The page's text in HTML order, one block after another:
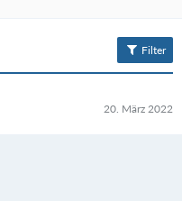
Filter
20. März 2022